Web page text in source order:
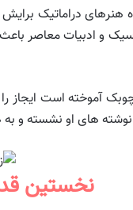
هنرهای دراماتیک
و ادبیات معاصر
آموخته است
در نوشته های او
نخستین